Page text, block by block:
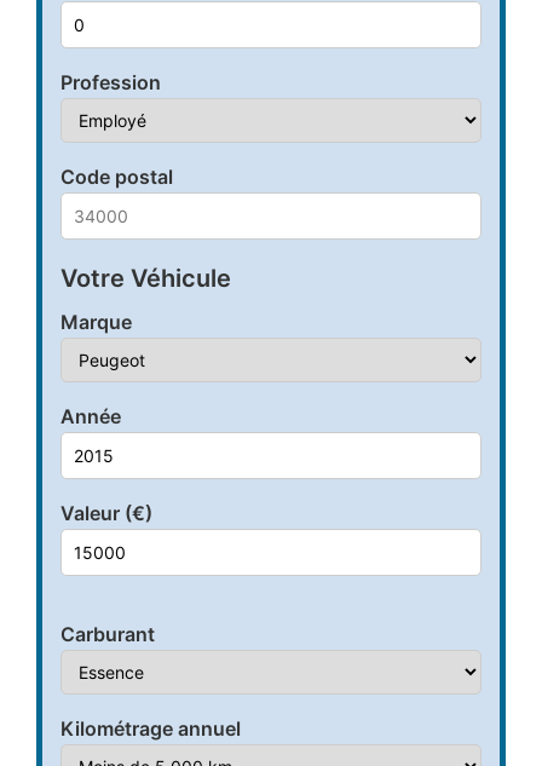
Profession
Code postal
Votre Véhicule
Marque
Année
Valeur (€)
Carburant
Kilométrage annuel